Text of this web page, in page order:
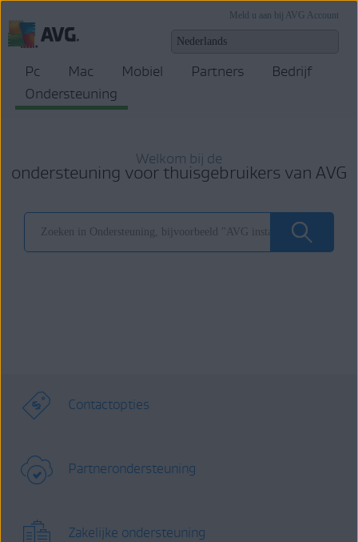
Meld u aan bij AVG Account
Pc Mac Mobiel Partners
Bedrijf
Ondersteuning
Welkom bij de
ondersteuning voor thuisgebruikers van AVG
Contactopties
Partnerondersteuning
Zakelijke ondersteuning